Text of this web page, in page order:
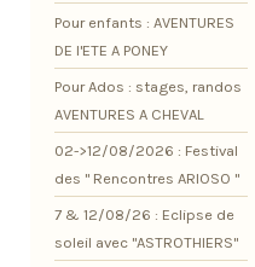
Pour enfants : AVENTURES
DE l'ETE A PONEY
Pour Ados : stages, randos
AVENTURES A CHEVAL
02->12/08/2026 : Festival
des " Rencontres ARIOSO "
7 & 12/08/26 : Eclipse de
soleil avec "ASTROTHIERS"